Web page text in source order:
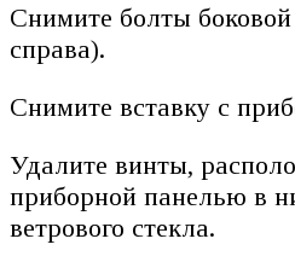
Снимите болты
справа).
Снимите вставку с
Удалите винты,
приборной панелью в
ветрового стекла.